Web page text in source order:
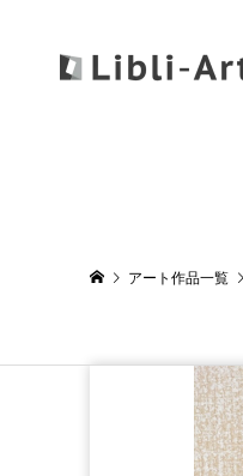
アート作品一覧